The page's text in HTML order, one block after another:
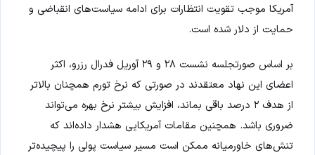
آمریکا موجب تقویت انتظارات برای ادامه سیاست‌های انقباضی و
حمایت از دلار شده است.
بر اساس صورتجلسه نشست ۲۸ و ۲۹ آوریل فدرال رزرو، اکثر
اعضای این نهاد معتقدند در صورتی که نرخ تورم همچنان بالاتر
از هدف ۲ درصد باقی بماند، افزایش بیشتر نرخ بهره می‌تواند
ضروری باشد. همچنین مقامات آمریکایی هشدار داده‌اند که
تنش‌های خاورمیانه ممکن است مسیر سیاست پولی را پیچیده‌تر